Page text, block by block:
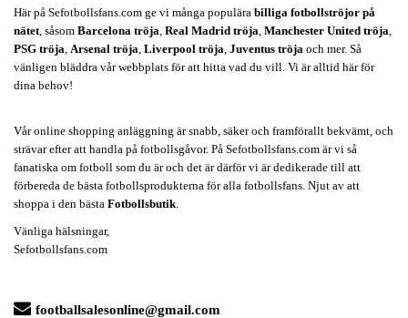
Här på Sefotbollsfans.com ge vi många populära billiga fotbollströjor på
nätet , såsom Barcelona tröja Real Madrid tröja Manchester United tröja
PSG tröja Arsenal tröja Liverpool tröja Juventus tröja och mer. Så
vänligen bläddra vår webbplats för att hitta vad du vill. Vi är alltid här för
dina behov!
Vår online shopping anläggning är snabb, säker och framförallt bekvämt, och
strävar efter att handla på fotbollsgåvor. På Sefotbollsfans.com är vi så
fanatiska om fotboll som du är och det är därför vi är dedikerade till att
förbereda de bästa fotbollsprodukterna för alla fotbollsfans. Njut av att
shoppa i den bästa Fotbollsbutik
Vänliga hälsningar,
Sefotbollsfans.com
footballsalesonline@gmail.com